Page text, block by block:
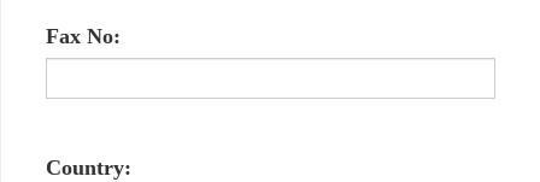
Fax No:
Country: